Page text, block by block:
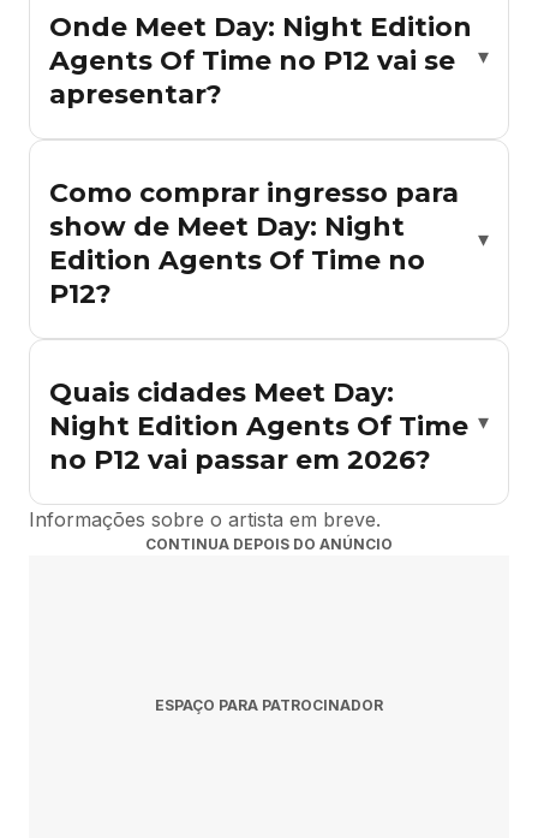
Time no P12 confirmados na nossa agenda no
momento. Ative o alerta no Rolê Agora para ser
notificado quando novas datas forem divulgadas.
Onde Meet Day: Night Edition
Agents Of Time no P12 vai se
apresentar?
▾
Edition Agents Of Time no P12 na nossa agenda. Ative o
alerta no Rolê Agora para ser notificado quando novos
shows forem anunciados.
Como comprar ingresso para
show de Meet Day: Night
Edition Agents Of Time no
P12?
▾
Night Edition Agents Of Time no P12, acesse a agenda
no Rolê Agora e clique no show desejado. Cada evento
tem o link oficial de compra disponível diretamente na
página.
Quais cidades Meet Day:
Night Edition Agents Of Time
no P12 vai passar em 2026?
▾
Ainda não há datas de Meet Day: Night Edition Agents
Of Time no P12 confirmadas para 2026 na nossa
Informações sobre o artista em breve.
CONTINUA DEPOIS DO ANÚNCIO
ESPAÇO PARA PATROCINADOR